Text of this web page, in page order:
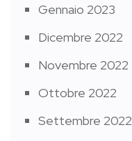
Gennaio 2023
Dicembre 2022
Novembre 2022
Ottobre 2022
Settembre 2022